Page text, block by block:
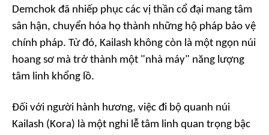
Demchok đã nhiếp phục các vị thần cổ đại mang tâm
sân hận, chuyển hóa họ thành những hộ pháp bảo vệ
chính pháp. Từ đó, Kailash không còn là một ngọn núi
hoang sơ mà trở thành một "nhà máy" năng lượng
tâm linh khổng lồ.
Đối với người hành hương, việc đi bộ quanh núi
Kailash (Kora) là một nghi lễ tâm linh quan trọng bậc